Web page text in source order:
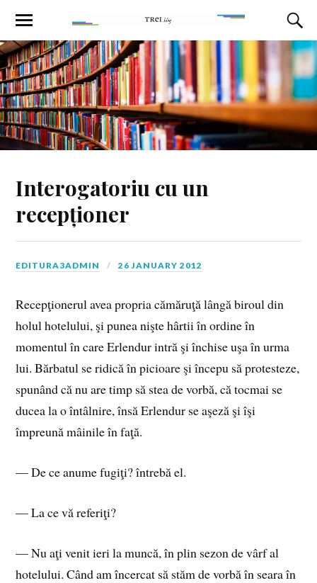
Interogatoriu cu un
recepționer
EDITURA3ADMIN 26 JANUARY 2012
Recepţionerul avea propria cămăruţă lângă biroul din
holul hotelului, şi punea nişte hârtii în ordine în
momentul în care Erlendur intră şi închise uşa în urma
lui. Bărbatul se ridică în picioare şi începu să protesteze,
spunând că nu are timp să stea de vorbă, că tocmai se
ducea la o întâlnire, însă Erlendur se aşeză şi îşi
împreună mâinile în faţă.
— De ce anume fugiţi? întrebă el.
— La ce vă referiţi?
— Nu aţi venit ieri la muncă, în plin sezon de vârf al
hotelului. Când am încercat să stăm de vorbă în seara în